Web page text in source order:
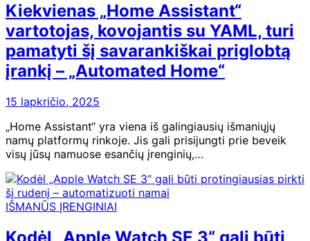
Kiekvienas „Home Assistant“
vartotojas, kovojantis su YAML, turi
pamatyti šį savarankiškai priglobtą
įrankį – „Automated Home“
15 lapkričio, 2025
„Home Assistant“ yra viena iš galingiausių išmaniųjų
namų platformų rinkoje. Jis gali prisijungti prie beveik
visų jūsų namuose esančių įrenginių,…
IŠMANŪS ĮRENGINIAI